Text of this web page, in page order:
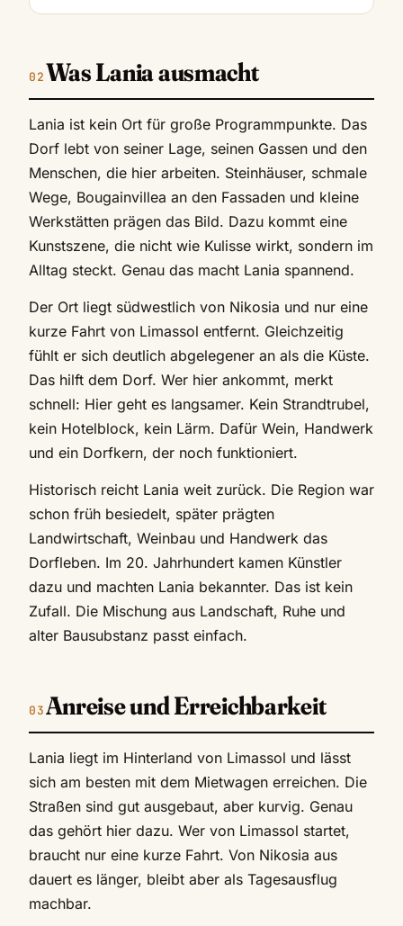
Was Lania ausmacht
Lania ist kein Ort für große Programmpunkte. Das
Dorf lebt von seiner Lage, seinen Gassen und den
Menschen, die hier arbeiten. Steinhäuser, schmale
Wege, Bougainvillea an den Fassaden und kleine
Werkstätten prägen das Bild. Dazu kommt eine
Kunstszene, die nicht wie Kulisse wirkt, sondern im
Alltag steckt. Genau das macht Lania spannend.
Der Ort liegt südwestlich von Nikosia und nur eine
kurze Fahrt von Limassol entfernt. Gleichzeitig
fühlt er sich deutlich abgelegener an als die Küste.
Das hilft dem Dorf. Wer hier ankommt, merkt
schnell: Hier geht es langsamer. Kein Strandtrubel,
kein Hotelblock, kein Lärm. Dafür Wein, Handwerk
und ein Dorfkern, der noch funktioniert.
Historisch reicht Lania weit zurück. Die Region war
schon früh besiedelt, später prägten
Landwirtschaft, Weinbau und Handwerk das
Dorfleben. Im 20. Jahrhundert kamen Künstler
dazu und machten Lania bekannter. Das ist kein
Zufall. Die Mischung aus Landschaft, Ruhe und
alter Bausubstanz passt einfach.
Anreise und Erreichbarkeit
Lania liegt im Hinterland von Limassol und lässt
sich am besten mit dem Mietwagen erreichen. Die
Straßen sind gut ausgebaut, aber kurvig. Genau
das gehört hier dazu. Wer von Limassol startet,
braucht nur eine kurze Fahrt. Von Nikosia aus
dauert es länger, bleibt aber als Tagesausflug
machbar.